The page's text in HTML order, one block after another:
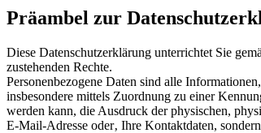
Präambel zur
Diese Datenschutzerklärung unterrichtet Sie
zustehenden Rechte.
Personenbezogene Daten sind alle
insbesondere mittels Zuordnung zu einer
werden kann, die Ausdruck der physischen,
E-Mail-Adresse oder‚ Ihre Kontaktdaten,